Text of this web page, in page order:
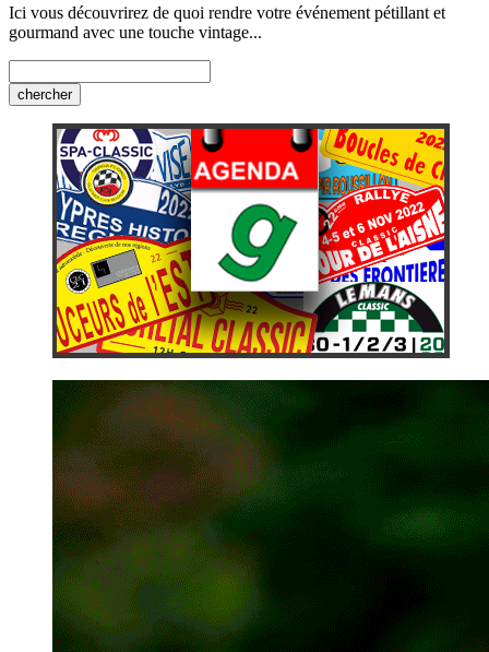
Ici vous découvrirez de quoi rendre votre événement pétillant et
gourmand avec une touche vintage...